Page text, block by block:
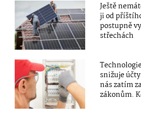
Ještě
ji od
postupně
střechách
snižuje
nás zatím
zákonům.